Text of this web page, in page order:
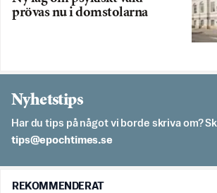
prövas nu i domstolarna
Nyhetstips
Har du tips på något vi borde skriva om?
es.semithcope@spit
REKOMMENDERAT